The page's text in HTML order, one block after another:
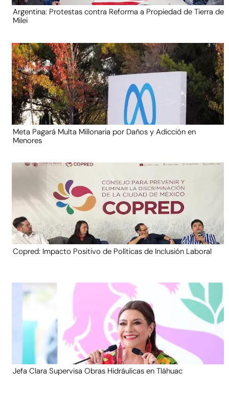
Argentina: Protestas contra Reforma a Propiedad de Tierra de
Milei
Meta Pagará Multa Millonaria por Daños y Adicción en
Menores
Copred: Impacto Positivo de Políticas de Inclusión Laboral
Jefa Clara Supervisa Obras Hidráulicas en Tláhuac